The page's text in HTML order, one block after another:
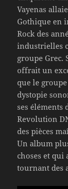
Vayenas
Gothique en
Rock des
industrielles
groupe Grec.
offrait un
que le
dystopie
ses
Revolution
des pièces
Un album
choses et
tournant des